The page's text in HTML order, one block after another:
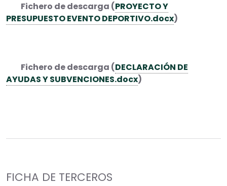
Fichero de descarga (PROYECTO Y
PRESUPUESTO EVENTO DEPORTIVO.docx)
Fichero de descarga (DECLARACIÓN DE
AYUDAS Y SUBVENCIONES.docx)
FICHA DE TERCEROS